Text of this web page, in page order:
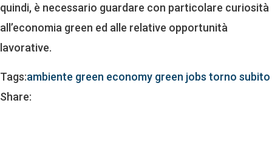
quindi, è necessario guardare con particolare curiosità
all’economia green ed alle relative opportunità
lavorative.
Tags:ambiente green economy green jobs torno subito
Share: